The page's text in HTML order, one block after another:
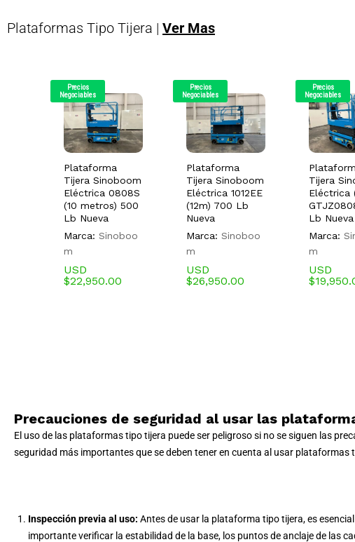
Plataformas Tipo Tijera | Ver Mas
Precios
Negociables
Plataforma
Tijera Sinoboom
Eléctrica 0808S
(10 metros) 500
Lb Nueva
Marca: Sinoboo
m
USD
$22,950.00
Precios
Negociables
Plataforma
Tijera Sinoboom
Eléctrica 1012EE
(12m) 700 Lb
Nueva
Marca: Sinoboo
m
USD
$26,950.00
Precios
Negociables
Tijera
Eléctrica
Lb Nueva
Marca:
m
USD
$
Precauciones de seguridad al usar las
El uso de las plataformas tipo tijera puede ser peligroso si no se siguen las
seguridad más importantes que se deben tener en cuenta al usar plataformas
Inspección previa al uso: Antes de usar la plataforma tipo tijera, es
importante verificar la estabilidad de la base, los puntos de anclaje de las